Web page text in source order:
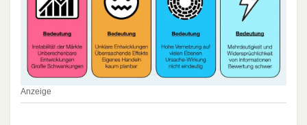
Anzeige